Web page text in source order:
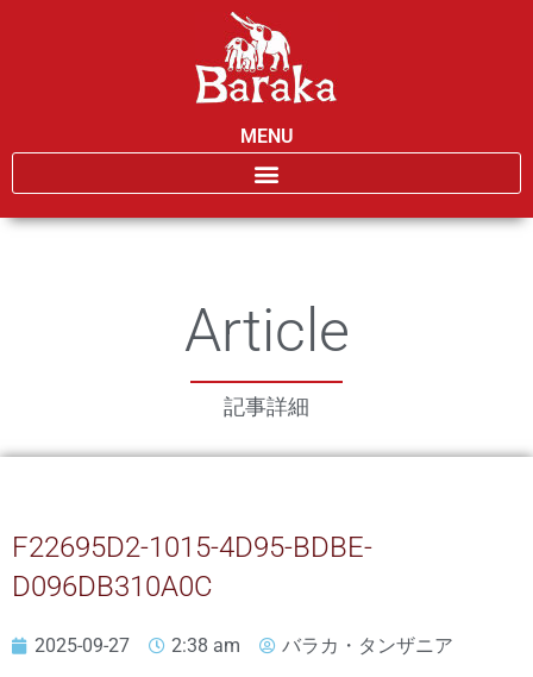
MENU
Article
記事詳細
F22695D2-1015-4D95-BDBE-
D096DB310A0C
2025-09-27 2:38 am バラカ・タンザニア